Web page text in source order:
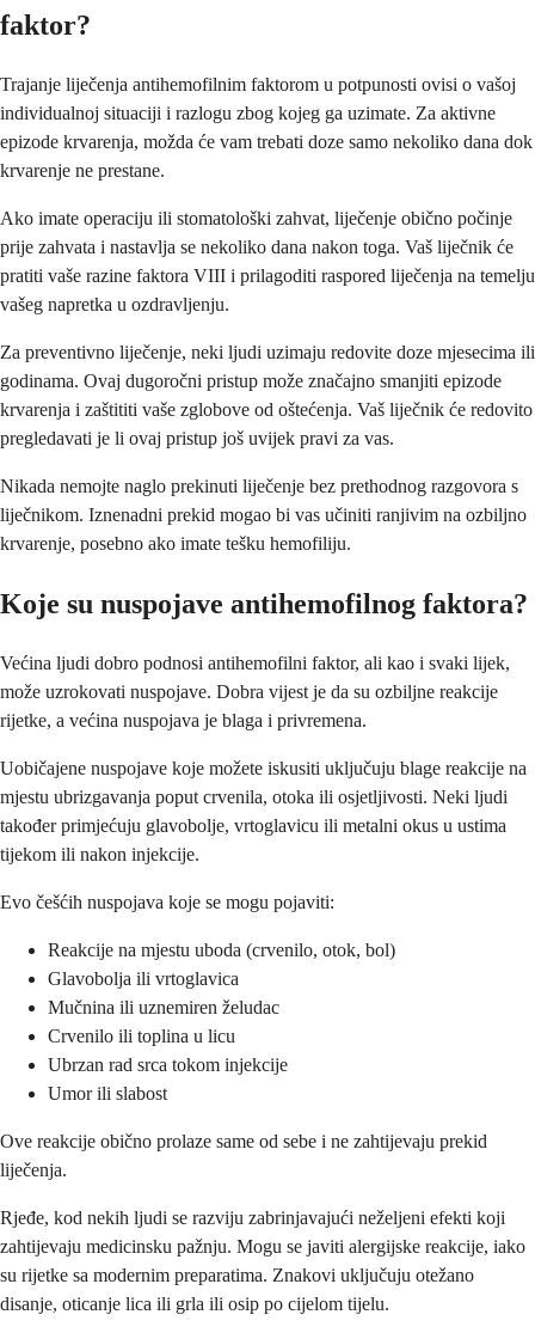
faktor?
Trajanje liječenja antihemofilnim faktorom u potpunosti ovisi o vašoj
individualnoj situaciji i razlogu zbog kojeg ga uzimate. Za aktivne
epizode krvarenja, možda će vam trebati doze samo nekoliko dana dok
krvarenje ne prestane.
Ako imate operaciju ili stomatološki zahvat, liječenje obično počinje
prije zahvata i nastavlja se nekoliko dana nakon toga. Vaš liječnik će
pratiti vaše razine faktora VIII i prilagoditi raspored liječenja na temelju
vašeg napretka u ozdravljenju.
Za preventivno liječenje, neki ljudi uzimaju redovite doze mjesecima ili
godinama. Ovaj dugoročni pristup može značajno smanjiti epizode
krvarenja i zaštititi vaše zglobove od oštećenja. Vaš liječnik će redovito
pregledavati je li ovaj pristup još uvijek pravi za vas.
Nikada nemojte naglo prekinuti liječenje bez prethodnog razgovora s
liječnikom. Iznenadni prekid mogao bi vas učiniti ranjivim na ozbiljno
krvarenje, posebno ako imate tešku hemofiliju.
Koje su nuspojave antihemofilnog faktora?
Većina ljudi dobro podnosi antihemofilni faktor, ali kao i svaki lijek,
može uzrokovati nuspojave. Dobra vijest je da su ozbiljne reakcije
rijetke, a većina nuspojava je blaga i privremena.
Uobičajene nuspojave koje možete iskusiti uključuju blage reakcije na
mjestu ubrizgavanja poput crvenila, otoka ili osjetljivosti. Neki ljudi
također primjećuju glavobolje, vrtoglavicu ili metalni okus u ustima
tijekom ili nakon injekcije.
Evo češćih nuspojava koje se mogu pojaviti:
Reakcije na mjestu uboda (crvenilo, otok, bol)
Glavobolja ili vrtoglavica
Mučnina ili uznemiren želudac
Crvenilo ili toplina u licu
Ubrzan rad srca tokom injekcije
Umor ili slabost
Ove reakcije obično prolaze same od sebe i ne zahtijevaju prekid
liječenja.
Rjeđe, kod nekih ljudi se razviju zabrinjavajući neželjeni efekti koji
zahtijevaju medicinsku pažnju. Mogu se javiti alergijske reakcije, iako
su rijetke sa modernim preparatima. Znakovi uključuju otežano
disanje, oticanje lica ili grla ili osip po cijelom tijelu.